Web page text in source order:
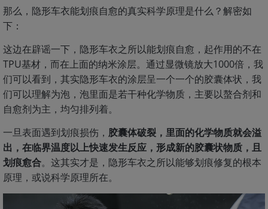
那么，隐形车衣能划痕自愈的真实科学原理是什么？解密如
下：
这边在辟谣一下，隐形车衣之所以能划痕自愈，起作用的不在
TPU基材，而在上面的纳米涂层。通过显微镜放大1000倍，我
们可以看到，其实隐形车衣的涂层呈一个一个的胶囊体状，我
们可以理解为泡，泡里面是若干种化学物质，主要以螯合剂和
自愈剂为主，均匀排列着。
一旦表面遇到划痕损伤， 胶囊体破裂，里面的化学物质就会溢
出，在临界温度以上快速发生反应，形成新的胶囊状物质，且
划痕愈合。这其实才是，隐形车衣之所以能够划痕修复的根本
原理，或说科学原理所在。